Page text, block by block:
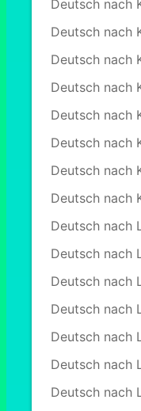
Deutsch nach
Deutsch nach
Deutsch nach
Deutsch nach
Deutsch nach
Deutsch nach
Deutsch nach
Deutsch nach
Deutsch nach
Deutsch nach
Deutsch nach
Deutsch nach
Deutsch nach
Deutsch nach
Deutsch nach